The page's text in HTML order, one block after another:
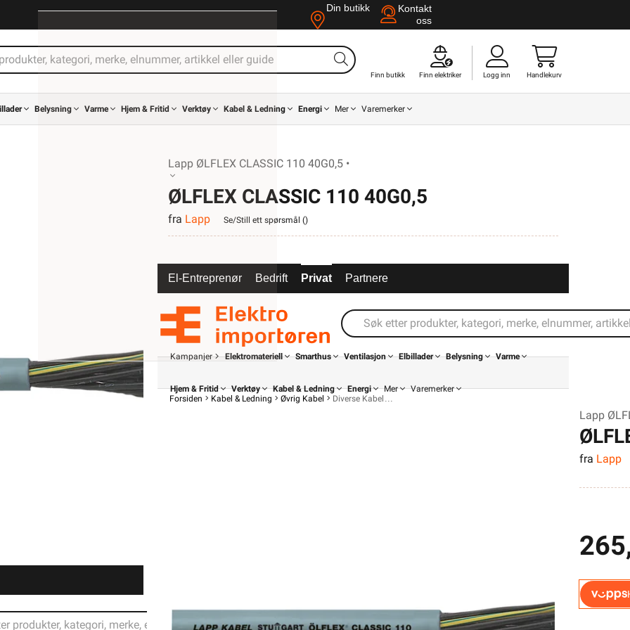
Din butikk
Kontakt
oss
Finn butikk Finn elektriker Logg inn Handlekurv
Belysning Varme Hjem & Fritid Verktøy Kabel & Ledning Energi Mer Varemerker
Lapp ØLFLEX CLASSIC 110 40G0,5 •
ØLFLEX CLASSIC 110 40G0,5
fra Lapp Se/Still ett spørsmål ()
El-Entreprenør Bedrift Privat Partnere
Kampanjer Elektromateriell Smarthus Ventilasjon Elbillader Belysning Varme
Hjem & Fritid Verktøy Kabel & Ledning Energi Mer
Varemerker
Forsiden
Kabel & Ledning Øvrig Kabel Diverse Kabel
Lapp
fra Lapp